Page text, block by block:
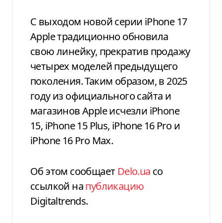
С выходом новой серии iPhone 17
Apple традиционно обновила
свою линейку, прекратив продажу
четырех моделей предыдущего
поколения. Таким образом, в 2025
году из официального сайта и
магазинов Apple исчезли iPhone
15, iPhone 15 Plus, iPhone 16 Pro и
iPhone 16 Pro Max.
Об этом сообщает Delo.ua со
ссылкой напубликацию
Digitaltrends.